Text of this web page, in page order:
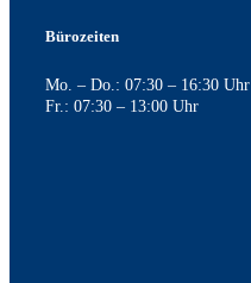
Bürozeiten
Mo. – Do.: 07:30 – 16:30 Uhr
Fr.: 07:30 – 13:00 Uhr